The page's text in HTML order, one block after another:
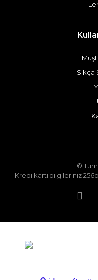
Sıkça
© Tüm
Kredi kartı bilgileriniz